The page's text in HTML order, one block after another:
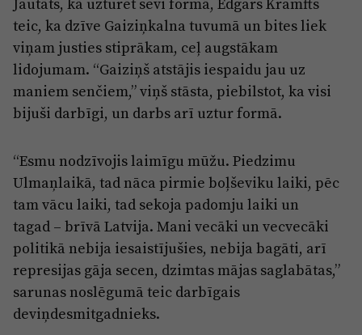
Jautāts, kā uzturēt sevi formā, Edgars Kramfts
teic, ka dzīve Gaiziņkalna tuvumā un bites liek
viņam justies stiprākam, ceļ augstākam
lidojumam. “Gaiziņš atstājis iespaidu jau uz
maniem senčiem,” viņš stāsta, piebilstot, ka visi
bijuši darbīgi, un darbs arī uztur formā.
“Esmu nodzīvojis laimīgu mūžu. Piedzimu
Ulmaņlaikā, tad nāca pirmie boļševiku laiki, pēc
tam vācu laiki, tad sekoja padomju laiki un
tagad – brīvā Latvija. Mani vecāki un vecvecāki
politikā nebija iesaistījušies, nebija bagāti, arī
represijas gāja secen, dzimtas mājas saglabātas,”
sarunas noslēgumā teic darbīgais
deviņdesmitgadnieks.